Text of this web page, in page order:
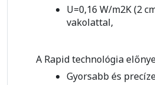
U=0,16 W/m2K (2
vakolattal,
A Rapid technológia
Gyorsabb és